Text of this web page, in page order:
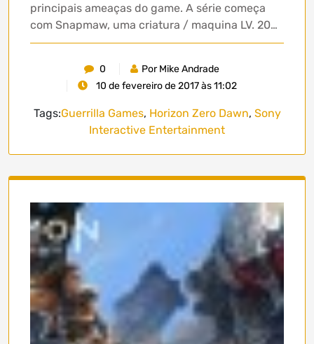
principais ameaças do game. A série começa
com Snapmaw, uma criatura / maquina LV. 20…
0
Por Mike Andrade
10 de fevereiro de 2017 às 11:02
Tags:Guerrilla Games, Horizon Zero Dawn, Sony
Interactive Entertainment